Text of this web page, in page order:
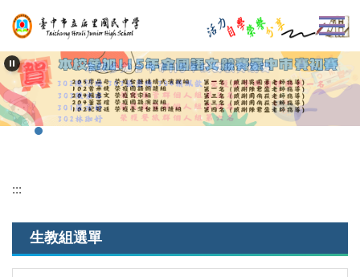
跳
到
要
內
容
區
:::
生教組選單